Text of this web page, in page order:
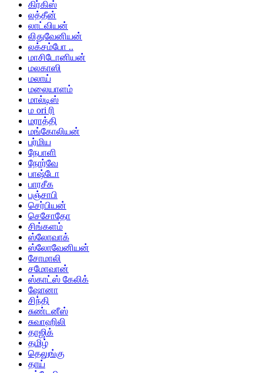
கிர்கிஸ்
லத்தீன்
லாட்வியன்
லிதுவேனியன்
லக்சம்போ ..
மாசிடோனியன்
மலகாஸி
மலாய்
மலையாளம்
மால்டிஸ்
ம ori ரி
மராத்தி
மங்கோலியன்
பர்மிய
நேபாளி
நோர்வே
பாஷ்டோ
பாரசீக
பஞ்சாபி
செர்பியன்
செசோதோ
சிங்களம்
ஸ்லோவாக்
ஸ்லோவேனியன்
சோமாலி
சமோவான்
ஸ்காட்ஸ் கேலிக்
ஷோனா
சிந்தி
சுண்டனீஸ்
சுவாஹிலி
தாஜிக்
தமிழ்
தெலுங்கு
தாய்